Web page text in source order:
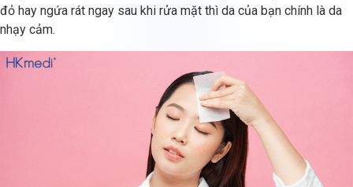
đỏ hay ngứa rát ngay sau khi rửa mặt thì da của bạn chính là da
nhạy cảm.